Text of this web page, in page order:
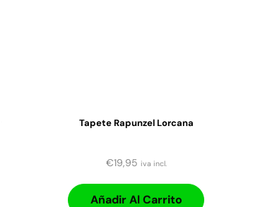
Tapete Rapunzel Lorcana
€19,95 iva incl.
Añadir Al Carrito